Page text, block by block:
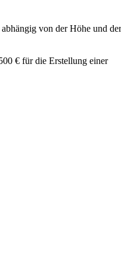
von der Höhe und der
€ für die Erstellung einer